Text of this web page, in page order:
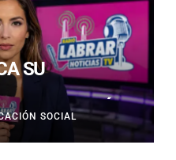
SU
DE ENERGÍA Y
EN LA
SOCIAL